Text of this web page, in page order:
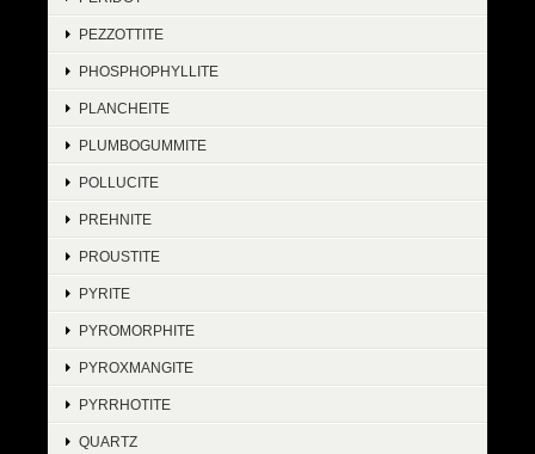
PEZZOTTITE
PHOSPHOPHYLLITE
PLANCHEITE
PLUMBOGUMMITE
POLLUCITE
PREHNITE
PROUSTITE
PYRITE
PYROMORPHITE
PYROXMANGITE
PYRRHOTITE
QUARTZ